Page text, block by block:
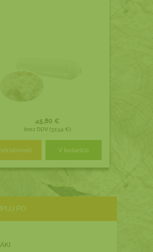
45,80 €
brez DDV (37,54 €)
V košarico
PO